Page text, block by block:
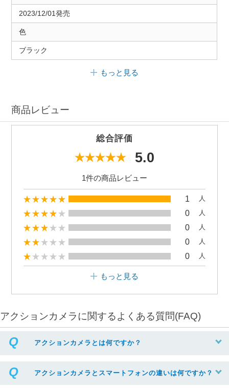
2023/12/01発売
色
ブラック
もっと見る
商品レビュー
総合評価
5.0
1件の商品レビュー
1 人
0 人
0 人
0 人
0 人
もっと見る
アクションカメラに関するよくある質問(FAQ)
アクションカメラとは何ですか？
アクションカメラとスマートフォンの違いは何ですか？